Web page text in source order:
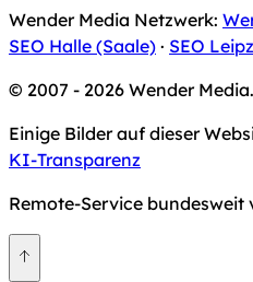
Wender Media Netzwerk:
SEO Halle (Saale) · SEO
© 2007 - 2026 Wender
Einige Bilder auf dieser
KI-Transparenz
Remote-Service bundesweit